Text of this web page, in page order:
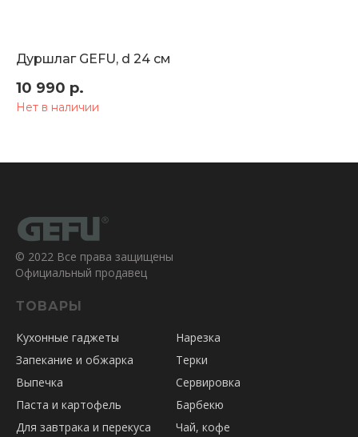
Дуршлаг GEFU, d 24 см
10 990 р.
Нет в наличии
ТОВАРЫ
Кухонные гаджеты
Запекание и обжарка
Выпечка
Паста и картофель
Для завтрака и перекуса
Нарезка
Терки
Сервировка
Барбекю
Чай, кофе
Официальный продавец
© 2022 Все права защищены